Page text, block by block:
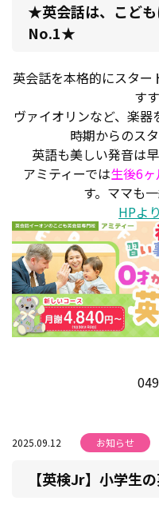
★英会話は、こども
No.1★
英会話を本格的にスター
す
ヴァイオリンなど、楽
時期からのス
英語も美しい発音は
アミティーでは生後6
す。ママも
HPよ
2025.09.12 お知らせ
【英検Jr】小学生